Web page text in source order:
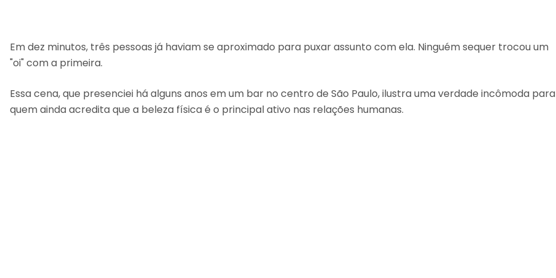
Em dez minutos, três pessoas já haviam se aproximado para puxar assunto com ela. Ninguém sequer trocou um
"oi" com a primeira.
Essa cena, que presenciei há alguns anos em um bar no centro de São Paulo, ilustra uma verdade incômoda para
quem ainda acredita que a beleza física é o principal ativo nas relações humanas.